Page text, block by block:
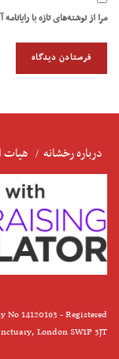
مرا از نوشته‌های تازه با
درباره رخشانه هیات
14120163 - Registered
London SW1P 3JT